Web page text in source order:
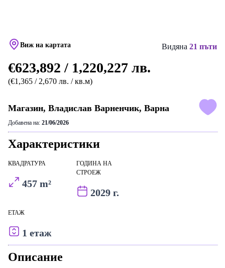
Виж на картата Видяна 21 пъти
€623,892 / 1,220,227 лв.
(€1,365 / 2,670 лв. / кв.м)
Магазин, Владислав Варненчик, Варна
Добавена на: 21/06/2026
Характеристики
КВАДРАТУРА
457 m²
ГОДИНА НА
СТРОЕЖ
2029 г.
ЕТАЖ
1 етаж
Описание